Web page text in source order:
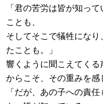
「君の苦労は皆が知っ
ことも、
そしてそこで犠牲にな
たことも。」
響くように聞こえてく
からこそ、その重みを感
「だが、あの子への責